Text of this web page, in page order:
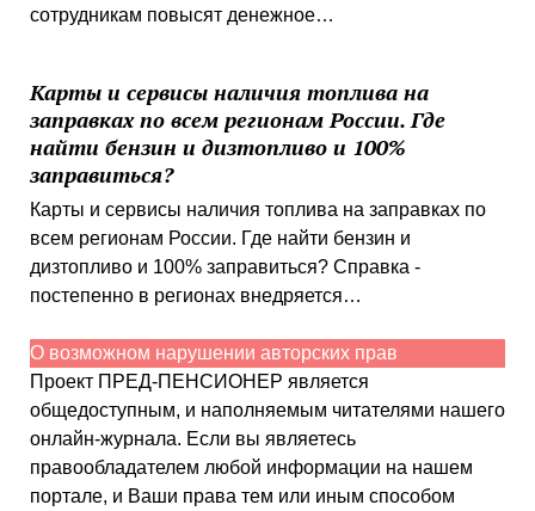
сотрудникам повысят денежное…
Карты и сервисы наличия топлива на
заправках по всем регионам России. Где
найти бензин и дизтопливо и 100%
заправиться?
Карты и сервисы наличия топлива на заправках по
всем регионам России. Где найти бензин и
дизтопливо и 100% заправиться? Справка -
постепенно в регионах внедряется…
О возможном нарушении авторских прав
Проект ПРЕД-ПЕНСИОНЕР является
общедоступным, и наполняемым читателями нашего
онлайн-журнала. Если вы являетесь
правообладателем любой информации на нашем
портале, и Ваши права тем или иным способом